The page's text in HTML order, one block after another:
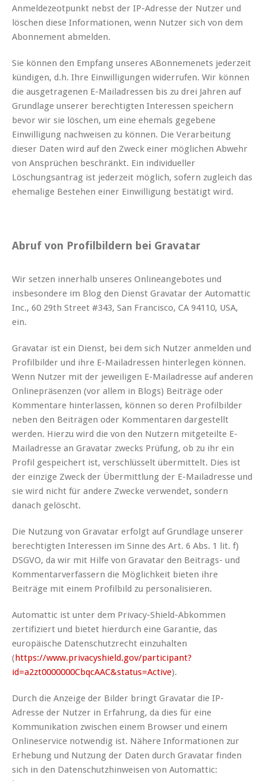
Anmeldezeotpunkt nebst der IP-Adresse der Nutzer und
löschen diese Informationen, wenn Nutzer sich von dem
Abonnement abmelden.
Sie können den Empfang unseres ABonnemenets jederzeit
kündigen, d.h. Ihre Einwilligungen widerrufen. Wir können
die ausgetragenen E-Mailadressen bis zu drei Jahren auf
Grundlage unserer berechtigten Interessen speichern
bevor wir sie löschen, um eine ehemals gegebene
Einwilligung nachweisen zu können. Die Verarbeitung
dieser Daten wird auf den Zweck einer möglichen Abwehr
von Ansprüchen beschränkt. Ein individueller
Löschungsantrag ist jederzeit möglich, sofern zugleich das
ehemalige Bestehen einer Einwilligung bestätigt wird.
Abruf von Profilbildern bei Gravatar
Wir setzen innerhalb unseres Onlineangebotes und
insbesondere im Blog den Dienst Gravatar der Automattic
Inc., 60 29th Street #343, San Francisco, CA 94110, USA,
ein.
Gravatar ist ein Dienst, bei dem sich Nutzer anmelden und
Profilbilder und ihre E-Mailadressen hinterlegen können.
Wenn Nutzer mit der jeweiligen E-Mailadresse auf anderen
Onlinepräsenzen (vor allem in Blogs) Beiträge oder
Kommentare hinterlassen, können so deren Profilbilder
neben den Beiträgen oder Kommentaren dargestellt
werden. Hierzu wird die von den Nutzern mitgeteilte E-
Mailadresse an Gravatar zwecks Prüfung, ob zu ihr ein
Profil gespeichert ist, verschlüsselt übermittelt. Dies ist
der einzige Zweck der Übermittlung der E-Mailadresse und
sie wird nicht für andere Zwecke verwendet, sondern
danach gelöscht.
Die Nutzung von Gravatar erfolgt auf Grundlage unserer
berechtigten Interessen im Sinne des Art. 6 Abs. 1 lit. f)
DSGVO, da wir mit Hilfe von Gravatar den Beitrags- und
Kommentarverfassern die Möglichkeit bieten ihre
Beiträge mit einem Profilbild zu personalisieren.
Automattic ist unter dem Privacy-Shield-Abkommen
zertifiziert und bietet hierdurch eine Garantie, das
europäische Datenschutzrecht einzuhalten
(https://www.privacyshield.gov/participant?
id=a2zt0000000CbqcAAC&status=Active).
Durch die Anzeige der Bilder bringt Gravatar die IP-
Adresse der Nutzer in Erfahrung, da dies für eine
Kommunikation zwischen einem Browser und einem
Onlineservice notwendig ist. Nähere Informationen zur
Erhebung und Nutzung der Daten durch Gravatar finden
sich in den Datenschutzhinweisen von Automattic: